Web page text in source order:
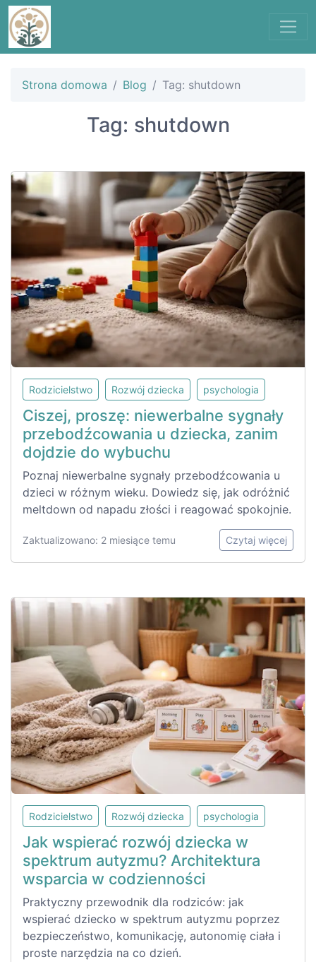
Strona domowa Blog Tag: shutdown
Tag: shutdown
Rodzicielstwo Rozwój dziecka psychologia
Ciszej, proszę: niewerbalne sygnały
przebodźcowania u dziecka, zanim
dojdzie do wybuchu
Poznaj niewerbalne sygnały przebodźcowania u
dzieci w różnym wieku. Dowiedz się, jak odróżnić
meltdown od napadu złości i reagować spokojnie.
Zaktualizowano: 2 miesiące temu Czytaj więcej
Rodzicielstwo Rozwój dziecka psychologia
Jak wspierać rozwój dziecka w
spektrum autyzmu? Architektura
wsparcia w codzienności
Praktyczny przewodnik dla rodziców: jak
wspierać dziecko w spektrum autyzmu poprzez
bezpieczeństwo, komunikację, autonomię ciała i
proste narzędzia na co dzień.